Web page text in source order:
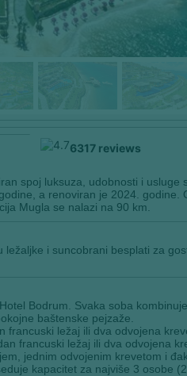
spoj luksuza, udobnosti i usluge
a renoviran je 2024. godine.
Mugla se nalazi na 90 km.
i suncobrani besplati za
Bodrum. Svaka soba
baštenske pejzaže.
ležaj ili dva odvojena
francuski ležaj ili dva odvojena
jednim odvojenim krevetom i
kapacitet za najviše 3 osobe